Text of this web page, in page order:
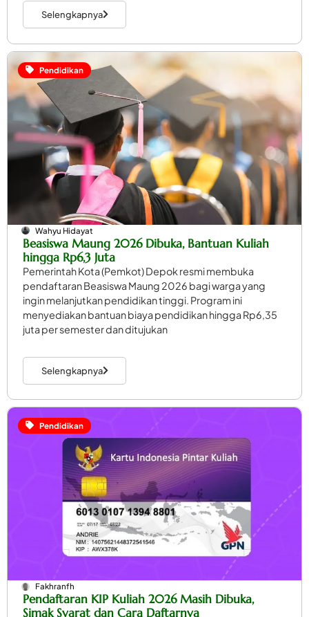
Selengkapnya
Pendidikan
Wahyu Hidayat
Beasiswa Maung 2026 Dibuka, Bantuan Kuliah
hingga Rp6,3 Juta
Pemerintah Kota (Pemkot) Depok resmi membuka
pendaftaran Beasiswa Maung 2026 bagi warga yang
ingin melanjutkan pendidikan tinggi. Program ini
menyediakan bantuan biaya pendidikan hingga Rp6,35
juta per semester dan ditujukan
Selengkapnya
Pendidikan
Fakhranfh
Pendaftaran KIP Kuliah 2026 Masih Dibuka,
Simak Syarat dan Cara Daftarnya